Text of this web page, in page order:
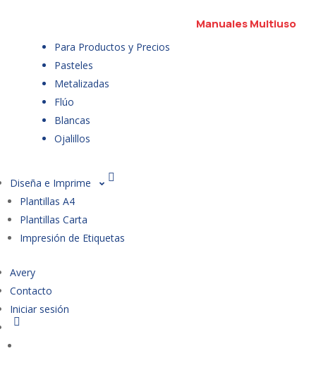
Manuales Multiuso
Para Productos y Precios
Pasteles
Metalizadas
Flúo
Blancas
Ojalillos
Diseña e Imprime
Plantillas A4
Plantillas Carta
Impresión de Etiquetas
Avery
Contacto
Iniciar sesión